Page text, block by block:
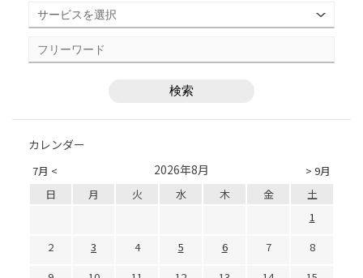
カレンダー
7月 < > 9月
2026年8月
日 月 火 水 木 金
土
1
2
3 4 5 6 7
8